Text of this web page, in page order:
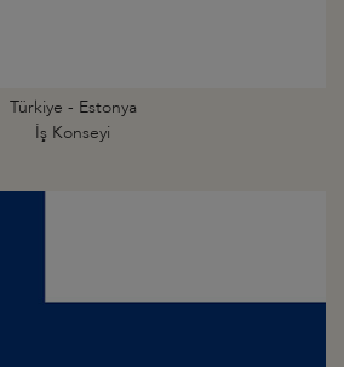
Türkiye - Estonya
İş Konseyi